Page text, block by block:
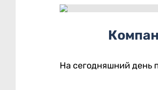
На сегодняшний день